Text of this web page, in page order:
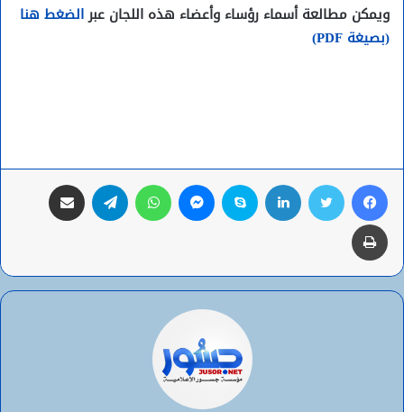
ويمكن مطالعة أسماء رؤساء وأعضاء هذه اللجان عبرالضغط هنا
(بصيغة PDF)
فيسبوك تويتر لينكدإن سكايب ماسنجر واتساب تيلقرام
طباعة